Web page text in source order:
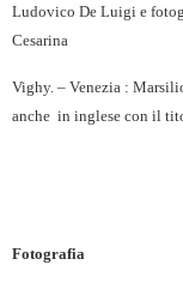
Ludovico De Luigi e
Cesarina
Vighy. – Venezia :
anche in inglese con il
Fotografia